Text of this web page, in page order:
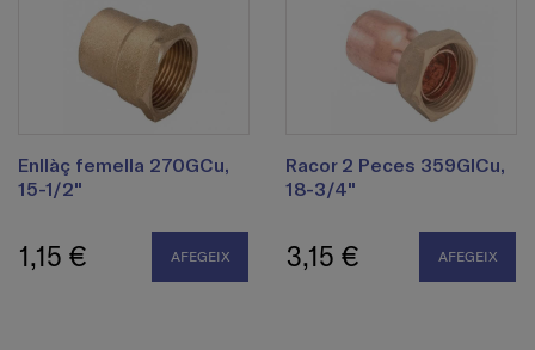
Enllàç femella 270GCu,
15-1/2"
1,15 € AFEGEIX
Racor 2 Peces 359GlCu,
18-3/4"
3,15 € AFEGEIX